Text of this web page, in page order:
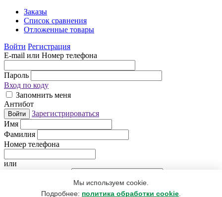
Мы используем cookie.
Подробнее: политика обработки cookie
Заказы
Список сравнения
Отложенные товары
Войти Регистрация
E-mail или Номер телефона
Пароль
Вход по коду
Запомнить меня
Антибот
Войти
Зарегистрироваться
Имя
Фамилия
Номер телефона
или